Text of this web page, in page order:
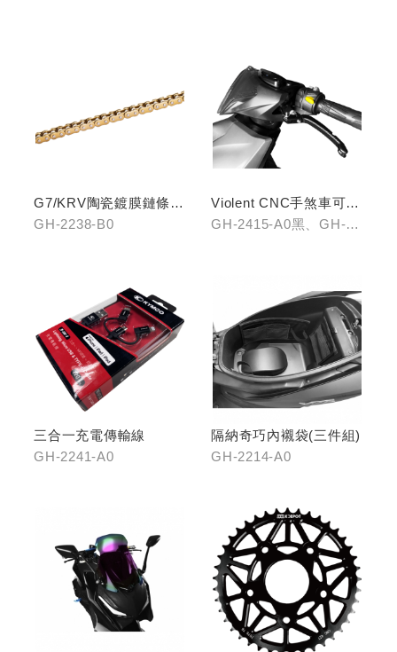
G7/KRV陶瓷鍍膜鏈條-
黃金
GH-2238-B0
Violent CNC手煞車可調
拉桿(黑/銀/鈦)
GH-2415-A0黑、GH-
三合一充電傳輸線
GH-2241-A0
隔納奇巧內襯袋(三件組)
GH-2214-A0